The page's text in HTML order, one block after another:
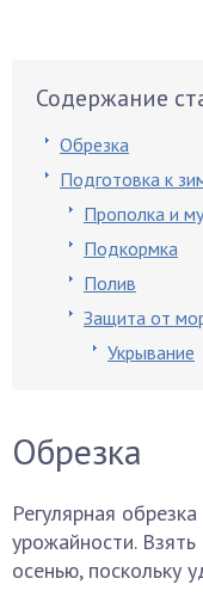
Содержание
Обрезка
Подготовка к
Прополка и
Подкормка
Полив
Защита от
Укрывание
Обрезка
Регулярная
урожайности. Взять
осенью, поскольку